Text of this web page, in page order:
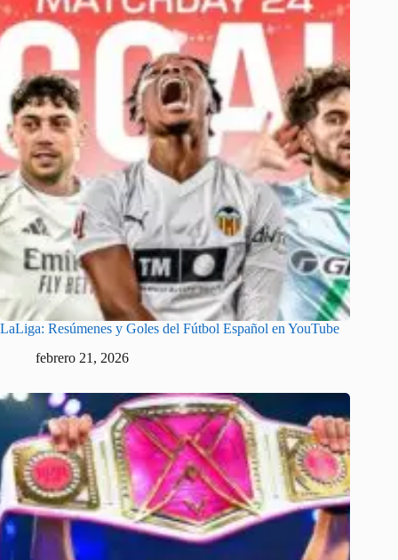
LaLiga: Resúmenes y Goles del Fútbol Español en YouTube
febrero 21, 2026